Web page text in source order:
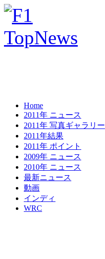
Home
2011年 ニュース
2011年 写真ギャラリー
2011年結果
2011年 ポイント
2009年 ニュース
2010年 ニュース
最新ニュース
動画
インディ
WRC